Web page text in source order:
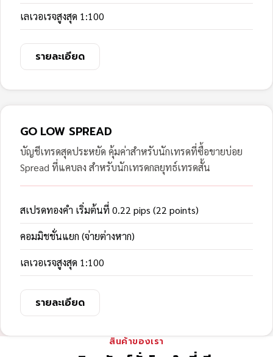
เลเวอเรจสูงสุด 1:100
รายละเอียด
GO LOW SPREAD
บัญชีเทรดสุดประหยัด คุ้มค่าสำหรับนักเทรดที่ซื้อขายบ่อย
Spread ที่แคบลง สำหรับนักเทรดกลยุทธ์เทรดสั้น
สเปรดทองคำ เริ่มต้นที่ 0.22 pips (22 points)
คอมมิชชั่นแยก (จ่ายต่างหาก)
เลเวอเรจสูงสุด 1:100
รายละเอียด
สินค้าของเรา